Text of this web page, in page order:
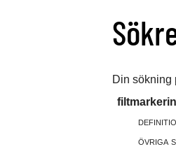
Din sökning
övriga